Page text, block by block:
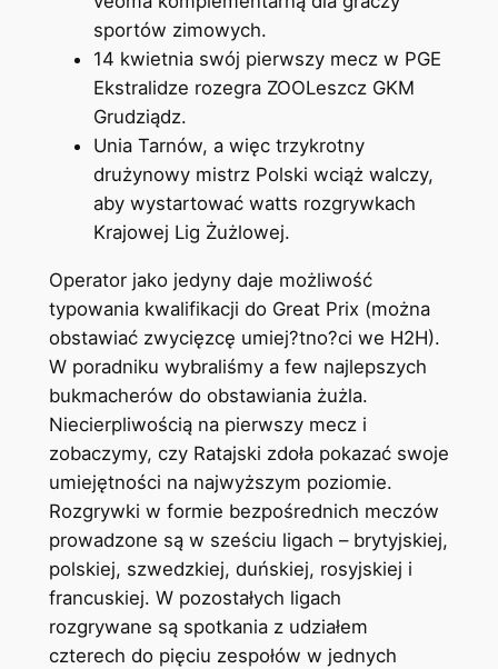
sportów zimowych.
14 kwietnia swój pierwszy mecz w PGE
Ekstralidze rozegra ZOOLeszcz GKM
Grudziądz.
Unia Tarnów, a więc trzykrotny
drużynowy mistrz Polski wciąż walczy,
aby wystartować watts rozgrywkach
Krajowej Lig Żużlowej.
Operator jako jedyny daje możliwość
typowania kwalifikacji do Great Prix (można
obstawiać zwycięzcę umiej?tno?ci we H2H).
W poradniku wybraliśmy a few najlepszych
bukmacherów do obstawiania żużla.
Niecierpliwością na pierwszy mecz i
zobaczymy, czy Ratajski zdoła pokazać swoje
umiejętności na najwyższym poziomie.
Rozgrywki w formie bezpośrednich meczów
prowadzone są w sześciu ligach – brytyjskiej,
polskiej, szwedzkiej, duńskiej, rosyjskiej i
francuskiej. W pozostałych ligach
rozgrywane są spotkania z udziałem
czterech do pięciu zespołów w jednych